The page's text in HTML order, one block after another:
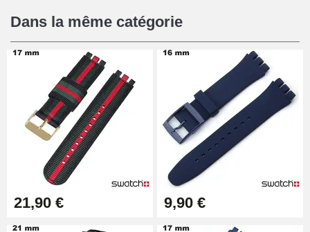
34,92 €
Kit Réparation Montre Débutant
16,90 €
Pied à Coulisse Numérique
Kit Horlogerie Débutant
26,90 €
Dans la même catégorie
21,90 € 9,90 €